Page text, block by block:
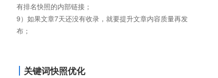
有排名快照的内部链接；
9）如果文章7天还没有收录，就要提升文章内容质量再发
布；
关键词快照优化